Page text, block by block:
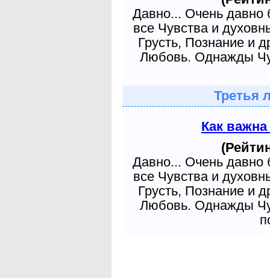
Давно... Очень давно
все Чувства и
Грусть, Познание и
Любовь. Однажды
Третья
Как
Давно... Очень давно
все Чувства и
Грусть, Познание и
Любовь. Однажды